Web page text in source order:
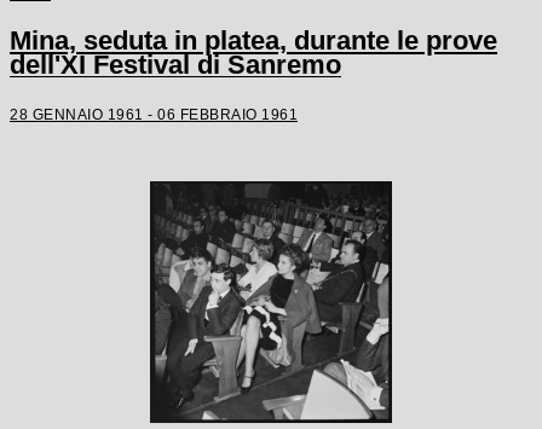
Mina, seduta in platea, durante le prove
dell'XI Festival di Sanremo
28 GENNAIO 1961 - 06 FEBBRAIO 1961